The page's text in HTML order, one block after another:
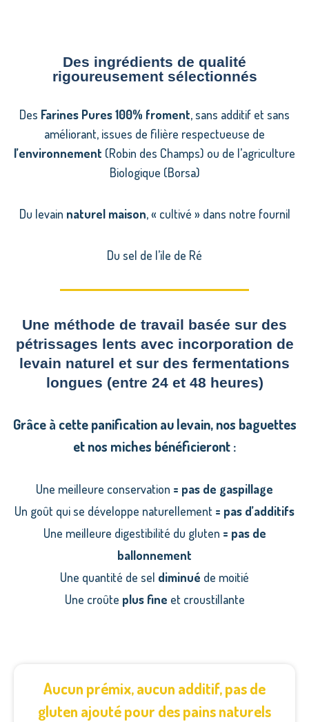
Des ingrédients de qualité
rigoureusement sélectionnés
Des Farines Pures 100% froment, sans additif et sans
améliorant, issues de filière respectueuse de
l’environnement (Robin des Champs) ou de l’agriculture
Biologique (Borsa)
Du levain naturel maison, « cultivé » dans notre fournil
Du sel de l’ile de Ré
Une méthode de travail basée sur des
pétrissages lents avec incorporation de
levain naturel et sur des fermentations
longues (entre 24 et 48 heures)
Grâce à cette panification au levain, nos baguettes
et nos miches bénéficieront:
Une meilleure conservation = pas de gaspillage
Un goût qui se développe naturellement = pas d’additifs
Une meilleure digestibilité du gluten = pas de
ballonnement
Une quantité de sel diminué de moitié
Une croûte plus fine et croustillante
Aucun prémix, aucun additif, pas de
gluten ajouté pour des pains naturels